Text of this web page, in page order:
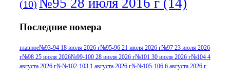
(10) №95 28 июля 2016 г (14)
июля 2017 г(11)№96 9 августа 2012
г(13) №96 28 июля 2015 г(9) №96+97 3
июля 2014 г(10)№96+97 30 июля
Последние номера
главное№93-94 18 июля 2026 г№95-96 21 июля 2026 г№97 23 июля 2026
г№98 25 июля 2026№99-100 28 июля 2026 г№101 30 июля 2026 г№104 4
августа 2026 г№№102-103 1 августа 2026 г№№105-106 6 августа 2026 г